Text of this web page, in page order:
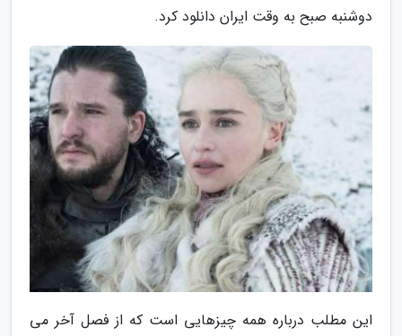
دوشنبه صبح به وقت ایران دانلود کرد.
این مطلب درباره همه چیزهایی است که از فصل آخر می